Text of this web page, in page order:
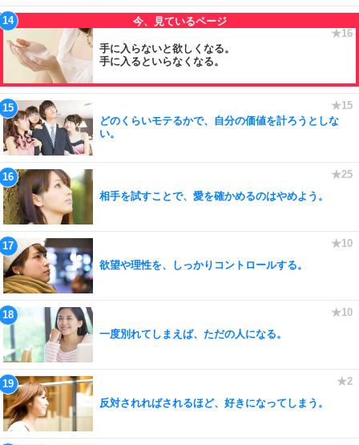
手に入らないと欲しくなる。
手に入るといらなくなる。
どのくらいモテるかで、自分の価値を計ろうとしな
い。
相手を試すことで、愛を確かめるのはやめよう。
欲望や理性を、しっかりコントロールする。
一度別れてしまえば、ただの人になる。
反対されればされるほど、好きになってしまう。